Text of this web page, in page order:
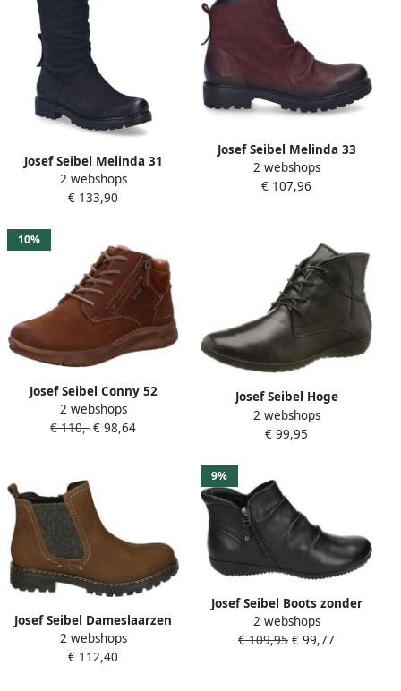
Josef Seibel Melinda 31
Stiefel für Damen Schwarz
2 webshops
€ 133,90
Josef Seibel Melinda 33
Stiefelette für Damen Rot
2 webshops
€ 107,96
10%
Josef Seibel Conny 52
Stiefelette für Damen Braun
2 webshops
€ 110,- € 98,64
Josef Seibel Hoge
veterschoenen Naly 09 met
zacht verdikte binnenzool
2 webshops
€ 99,95
Josef Seibel Dameslaarzen
voor verschillende
weersomstandigheden
2 webshops
€ 112,40
9%
Josef Seibel Boots zonder
sluiting NALY 41
Enkellaarsjes comfortabele
2 webshops
€ 109,95 € 99,77